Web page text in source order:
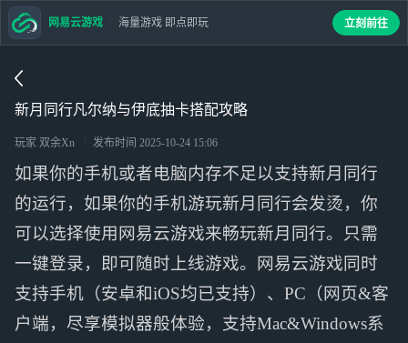
新月同行凡尔纳与伊底抽卡搭配攻略
玩家 双余Xn 发布时间 2025-10-24 15:06
如果你的手机或者电脑内存不足以支持新月同行
的运行，如果你的手机游玩新月同行会发烫，你
可以选择使用网易云游戏来畅玩新月同行。只需
一键登录，即可随时上线游戏。网易云游戏同时
支持手机（安卓和iOS均已支持）、PC（网页&客
户端，尽享模拟器般体验，支持Mac&Windows系
网易云游戏 海量游戏 即点即玩 立刻前往